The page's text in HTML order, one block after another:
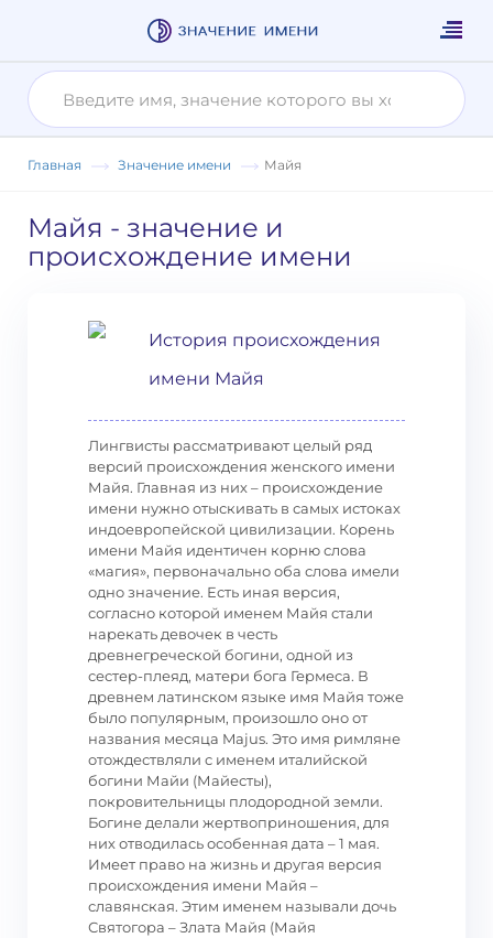
Главная Значение имени Майя
Майя - значение и
происхождение имени
История происхождения
имени Майя
Лингвисты рассматривают целый ряд
версий происхождения женского имени
Майя. Главная из них – происхождение
имени нужно отыскивать в самых истоках
индоевропейской цивилизации. Корень
имени Майя идентичен корню слова
«магия», первоначально оба слова имели
одно значение. Есть иная версия,
согласно которой именем Майя стали
нарекать девочек в честь
древнегреческой богини, одной из
сестер-плеяд, матери бога Гермеса. В
древнем латинском языке имя Майя тоже
было популярным, произошло оно от
названия месяца Majus. Это имя римляне
отождествляли с именем италийской
богини Майи (Майесты),
покровительницы плодородной земли.
Богине делали жертвоприношения, для
них отводилась особенная дата – 1 мая.
Имеет право на жизнь и другая версия
происхождения имени Майя –
славянская. Этим именем называли дочь
Святогора – Злата Майя (Майя